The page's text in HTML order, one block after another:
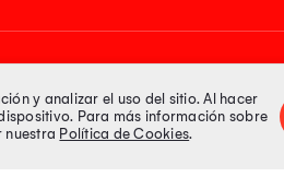
y analizar el uso del sitio. Al hacer
Para más información sobre
nuestra Política de Cookies.